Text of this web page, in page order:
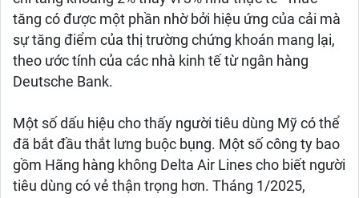
tăng có được một phần nhờ bởi hiệu ứng của cải mà
sự tăng điểm của thị trường chứng khoán mang lại,
theo ước tính của các nhà kinh tế từ ngân hàng
Deutsche Bank.
Một số dấu hiệu cho thấy người tiêu dùng Mỹ có thể
đã bắt đầu thắt lưng buộc bụng. Một số công ty bao
gồm Hãng hàng không Delta Air Lines cho biết người
tiêu dùng có vẻ thận trọng hơn. Tháng 1/2025,